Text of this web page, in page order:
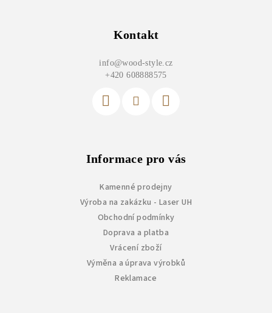
Kontakt
info@wood-style.cz
+420 608888575
Informace pro vás
Kamenné prodejny
Výroba na zakázku - Laser UH
Obchodní podmínky
Doprava a platba
Vrácení zboží
Výměna a úprava výrobků
Reklamace